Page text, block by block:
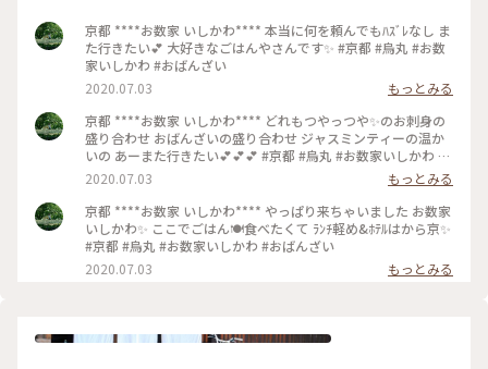
京都 ****お数家 いしかわ**** 本当に何を頼んでもﾊｽﾞﾚなし ま
た行きたい💕 大好きなごはんやさんです✨ #京都 #烏丸 #お数
家いしかわ #おばんざい
2020.07.03
もっとみる
京都 ****お数家 いしかわ**** どれもつやっつや✨のお刺身の
盛り合わせ おばんざいの盛り合わせ ジャスミンティーの温か
いの あーまた行きたい💕💕💕 #京都 #烏丸 #お数家いしかわ #
おばんざい #お刺身 #刺盛り #おばんざい盛り合わせ
2020.07.03
もっとみる
京都 ****お数家 いしかわ**** やっぱり来ちゃいました お数家
いしかわ✨ ここでごはん🍽️食べたくて ﾗﾝﾁ軽め&ﾎﾃﾙはから京✨
#京都 #烏丸 #お数家いしかわ #おばんざい
2020.07.03
もっとみる